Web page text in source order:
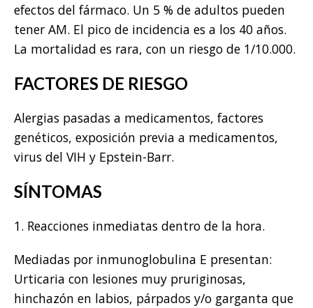
efectos del fármaco. Un 5 % de adultos pueden
tener AM. El pico de incidencia es a los 40 años.
La mortalidad es rara, con un riesgo de 1/10.000.
FACTORES DE RIESGO
Alergias pasadas a medicamentos, factores
genéticos, exposición previa a medicamentos,
virus del VIH y Epstein-Barr.
SÍNTOMAS
1. Reacciones inmediatas dentro de la hora.
Mediadas por inmunoglobulina E presentan:
Urticaria con lesiones muy pruriginosas,
hinchazón en labios, párpados y/o garganta que